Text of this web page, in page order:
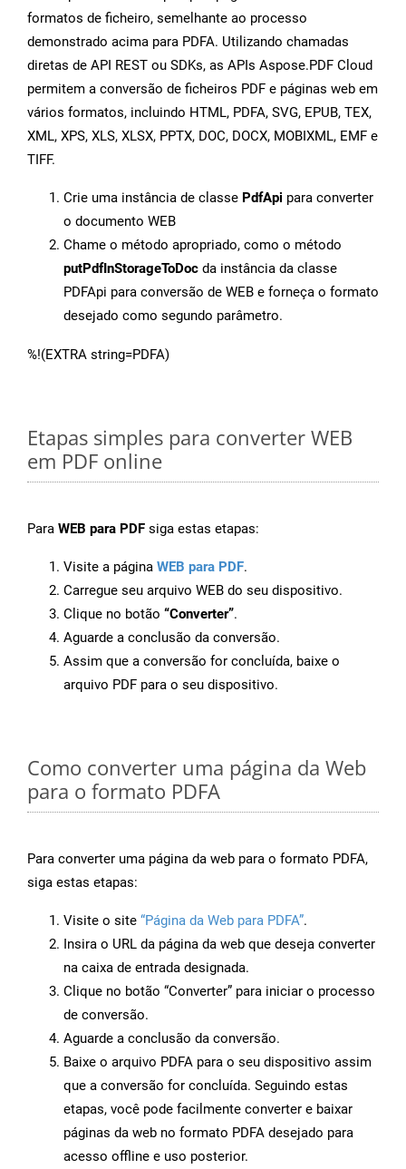
formatos de ficheiro, semelhante ao processo
demonstrado acima para PDFA. Utilizando chamadas
diretas de API REST ou SDKs, as APIs Aspose.PDF Cloud
permitem a conversão de ficheiros PDF e páginas web em
vários formatos, incluindo HTML, PDFA, SVG, EPUB, TEX,
XML, XPS, XLS, XLSX, PPTX, DOC, DOCX, MOBIXML, EMF e
TIFF.
Crie uma instância de classe PdfApi para converter
o documento WEB
Chame o método apropriado, como o método
putPdfInStorageToDoc da instância da classe
PDFApi para conversão de WEB e forneça o formato
desejado como segundo parâmetro.
%!(EXTRA string=PDFA)
Etapas simples para converter WEB
em PDF online
Para WEB para PDF siga estas etapas:
Visite a página WEB para PDF.
Carregue seu arquivo WEB do seu dispositivo.
Clique no botão “Converter”.
Aguarde a conclusão da conversão.
Assim que a conversão for concluída, baixe o
arquivo PDF para o seu dispositivo.
Como converter uma página da Web
para o formato PDFA
Para converter uma página da web para o formato PDFA,
siga estas etapas:
Visite o site “Página da Web para PDFA”.
Insira o URL da página da web que deseja converter
na caixa de entrada designada.
Clique no botão “Converter” para iniciar o processo
de conversão.
Aguarde a conclusão da conversão.
Baixe o arquivo PDFA para o seu dispositivo assim
que a conversão for concluída. Seguindo estas
etapas, você pode facilmente converter e baixar
páginas da web no formato PDFA desejado para
acesso offline e uso posterior.